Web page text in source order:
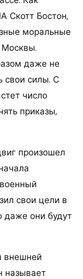
Скотт Бостон,
моральные
даже не
свои силы. С
число
приказы,
произошел
свои цели в
даже они будут
внешней
называет